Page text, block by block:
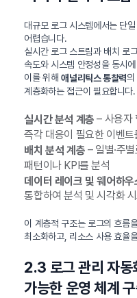
대규모 로그 시스템에서는 단
어렵습니다.
실시간 로그 스트림과 배치 로
속도와 시스템 안정성을 동시
이를 위해애널리틱스 통찰력의
계층화하는 접근이 필요합니다.
실시간 분석 계층 – 사용자
즉각 대응이 필요한 이벤트
배치 분석 계층 – 일별·주
패턴이나 KPI를 분석
데이터 레이크 및 웨어하우
통합하여 분석 및 시각화
이 계층적 구조는 로그의 흐름
최소화하고, 리소스 사용 효율
2.3 로그 관리 자동
가능한 운영 체계